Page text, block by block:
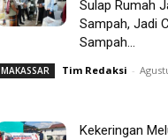
Sulap Rumah
Sampah, Jadi
Sampah...
MAKASSAR Tim Redaksi -
Kekeringan